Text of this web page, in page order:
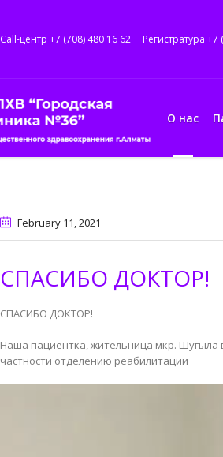
Call-центр +7 (708) 480 16 62 Регистратура +7
О нас
February 11, 2021
СПАСИБО ДОКТОР!
СПАСИБО ДОКТОР!
Наша пациентка, жительница мкр. Шугыла
частности отделению реабилитации